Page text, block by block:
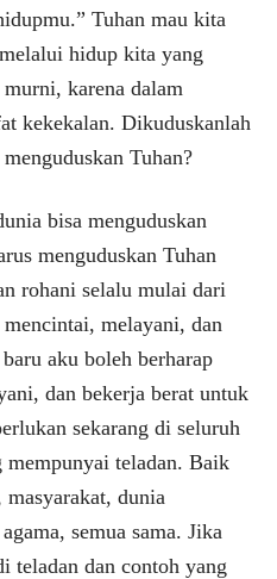
Tuhan mau kita
hidup kita yang
karena dalam
kekekalan. Dikuduskanlah
Tuhan?
bisa menguduskan
menguduskan Tuhan
rohani selalu mulai dari
melayani, dan
aku boleh berharap
dan bekerja berat untuk
sekarang di seluruh
teladan. Baik
dunia
semua sama. Jika
teladan dan contoh yang